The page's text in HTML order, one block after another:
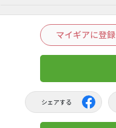
マイギアに登録
シェアする